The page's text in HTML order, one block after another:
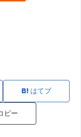
はてブ
ピー